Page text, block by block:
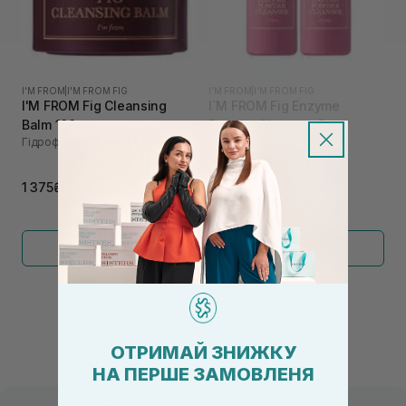
I'M FROM I'M FROM FIG
I'M FROM Fig Cleansing
Balm 100 мл
Гідрофільний щербет з інжиром
1 375₴
Powder Cleanser 2 шт
Набір ензимних пудр
2 100₴
Показати більше
2
ОТРИМАЙ ЗНИЖКУ
НА ПЕРШЕ ЗАМОВЛЕНЯ